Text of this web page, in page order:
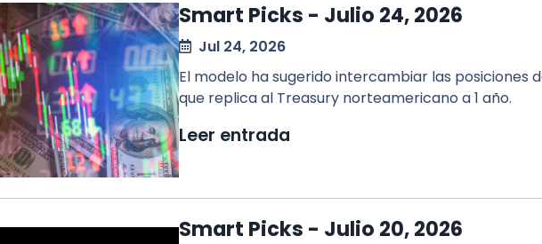
Smart Picks - Julio 24, 2026
Jul 24, 2026
El modelo ha sugerido intercambiar las posiciones
que replica al Treasury norteamericano a 1 año.
Leer entrada
Smart Picks - Julio 20, 2026